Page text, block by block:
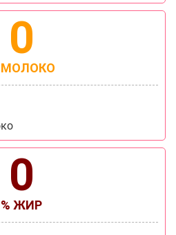
0
МОЛОКО
0
% ЖИР